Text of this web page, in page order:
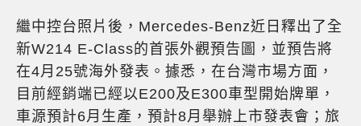
繼中控台照片後，Mercedes-Benz近日釋出了全
新W214 E-Class的首張外觀預告圖，並預告將
在4月25號海外發表。據悉，在台灣市場方面，
目前經銷端已經以E200及E300車型開始牌單，
車源預計6月生產，預計8月舉辦上市發表會；旅